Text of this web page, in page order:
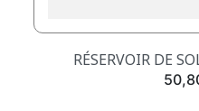
RÉSERVOIR DE
Prix